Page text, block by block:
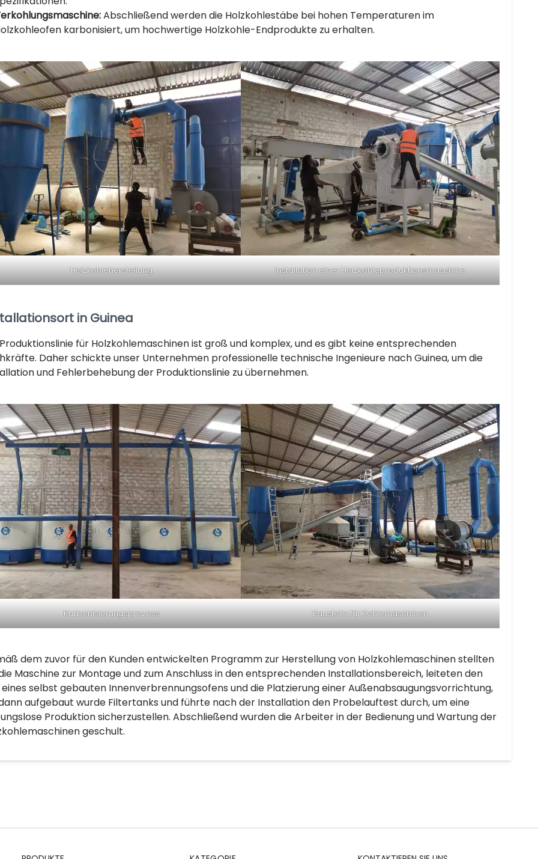
Abschließend werden die Holzkohlestäbe bei hohen Temperaturen im
karbonisiert, um hochwertige Holzkohle-Endprodukte zu erhalten.
Holzkohleherstellung Installation einer Holzkohleproduktionsmaschine
in Guinea
für Holzkohlemaschinen ist groß und komplex, und es gibt keine entsprechenden
Daher schickte unser Unternehmen professionelle technische Ingenieure nach Guinea, um die
und Fehlerbehebung der Produktionslinie zu übernehmen.
Karbonisierungsprozess Baustelle für Kohlemaschinen
dem zuvor für den Kunden entwickelten Programm zur Herstellung von Holzkohlemaschinen stellten
Maschine zur Montage und zum Anschluss in den entsprechenden Installationsbereich, leiteten den
eines selbst gebauten Innenverbrennungsofens und die Platzierung einer Außenabsaugungsvorrichtung,
aufgebaut wurde Filtertanks und führte nach der Installation den Probelauftest durch, um eine
Produktion sicherzustellen. Abschließend wurden die Arbeiter in der Bedienung und Wartung der
geschult.